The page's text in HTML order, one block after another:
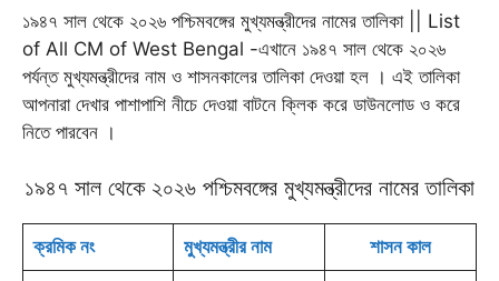
১৯৪৭ সাল থেকে ২০২৬ পশ্চিমবঙ্গের মুখ্যমন্ত্রীদের নামের তালিকা || List
of All CM of West Bengal -এখানে ১৯৪৭ সাল থেকে ২০২৬
পর্যন্ত মুখ্যমন্ত্রীদের নাম ও শাসনকালের তালিকা দেওয়া হল । এই তালিকা
আপনারা দেখার পাশাপাশি নীচে দেওয়া বাটনে ক্লিক করে ডাউনলোড ও করে
নিতে পারবেন ।
১৯৪৭ সাল থেকে ২০২৬ পশ্চিমবঙ্গের মুখ্যমন্ত্রীদের নামের তালিকা
ক্রমিক নং মুখ্যমন্ত্রীর নাম শাসন কাল